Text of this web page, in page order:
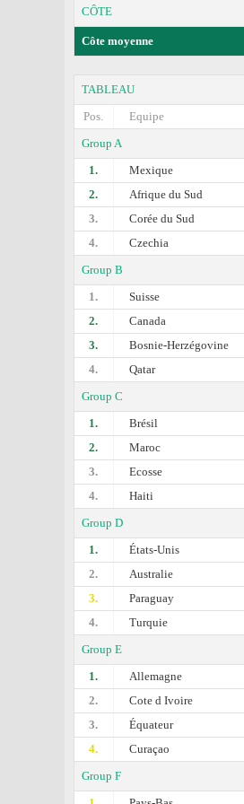
CÔTE
Côte moyenne
TABLEAU
Pos.
Equipe
Group A
1.
Mexique
2.
Afrique du Sud
3.
Corée du Sud
4.
Czechia
Group B
1.
Suisse
2.
Canada
3.
Bosnie-Herzégovine
4.
Qatar
Group C
1.
Brésil
2.
Maroc
3.
Ecosse
4.
Haiti
Group D
1.
États-Unis
2.
Australie
3.
Paraguay
4.
Turquie
Group E
1.
Allemagne
2.
Cоte d Ivoire
3.
Équateur
4.
Curaçao
Group F